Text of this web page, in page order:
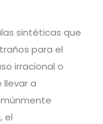
sintéticas que
para el
irracional o
a
el